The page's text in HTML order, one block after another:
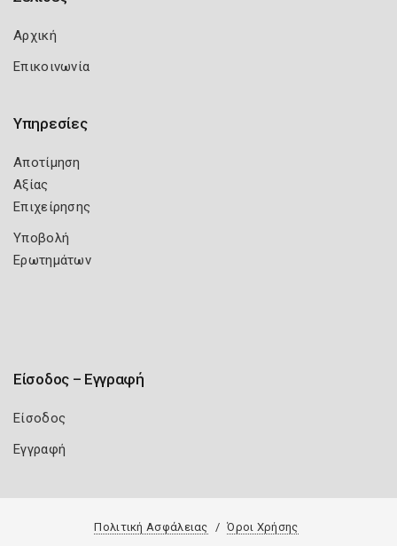
Αρχική
Επικοινωνία
Υπηρεσίες
Αποτίμηση
Αξίας
Επιχείρησης
Υποβολή
Ερωτημάτων
Είσοδος – Εγγραφή
Είσοδος
Εγγραφή
Πολιτική Ασφάλειας Όροι Χρήσης